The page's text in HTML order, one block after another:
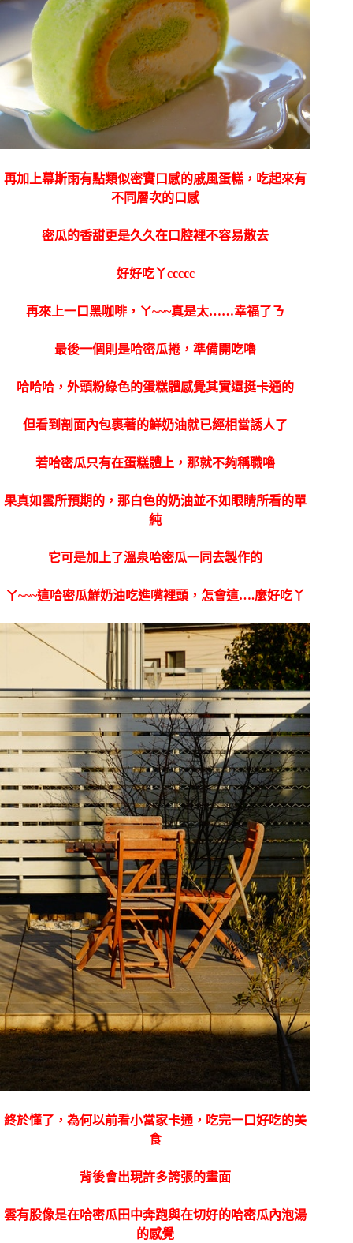
再加上幕斯雨有點類似密實口感的戚風蛋糕，吃起來有
不同層次的口感
密瓜的香甜更是久久在口腔裡不容易散去
好好吃丫ccccc
再來上一口黑咖啡，ㄚ~~~真是太……幸福了ㄋ
最後一個則是哈密瓜捲，準備開吃嚕
哈哈哈，外頭粉綠色的蛋糕體感覺其實還挺卡通的
但看到剖面內包裹著的鮮奶油就已經相當誘人了
若哈密瓜只有在蛋糕體上，那就不夠稱職嚕
果真如雲所預期的，那白色的奶油並不如眼睛所看的單
純
它可是加上了溫泉哈密瓜一同去製作的
ㄚ~~~這哈密瓜鮮奶油吃進嘴裡頭，怎會這….麼好吃丫
終於懂了，為何以前看小當家卡通，吃完一口好吃的美
食
背後會出現許多誇張的畫面
雲有股像是在哈密瓜田中奔跑與在切好的哈密瓜內泡湯
的感覺